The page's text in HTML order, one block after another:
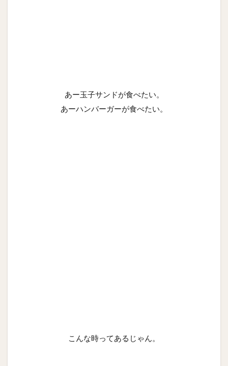
あー玉子サンドが食べたい。
あーハンバーガーが食べたい。
こんな時ってあるじゃん。